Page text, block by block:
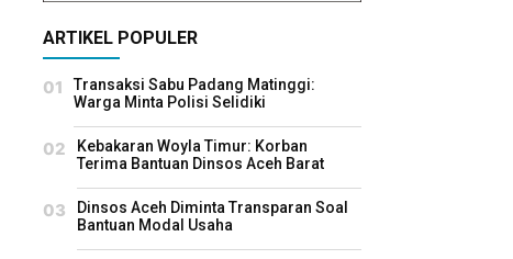
ARTIKEL POPULER
Transaksi Sabu Padang Matinggi:
Warga Minta Polisi Selidiki
Kebakaran Woyla Timur: Korban
Terima Bantuan Dinsos Aceh Barat
Dinsos Aceh Diminta Transparan Soal
Bantuan Modal Usaha